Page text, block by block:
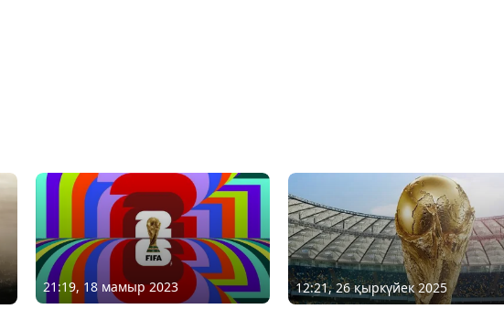
21:19, 18 мамыр 2023 12:21, 26 қыркүйек 2025